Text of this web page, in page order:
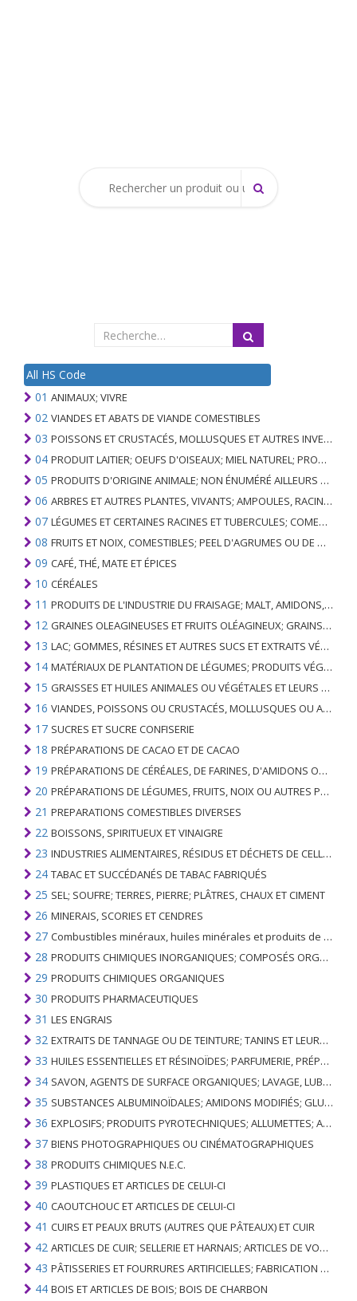
All HS Code
01 ANIMAUX; VIVRE
02 VIANDES ET ABATS DE VIANDE COMESTIBLES
03 POISSONS ET CRUSTACÉS, MOLLUSQUES ET AUTRES INVERTÉBRÉS AQUATIQUES
04 PRODUIT LAITIER; OEUFS D'OISEAUX; MIEL NATUREL; PRODUITS COMESTIBLES D'ORIGINE ANIMALE, NON ÉNUMÉRÉS AILLEURS OU INCLUS
05 PRODUITS D'ORIGINE ANIMALE; NON ÉNUMÉRÉ AILLEURS OU INCLUS
06 ARBRES ET AUTRES PLANTES, VIVANTS; AMPOULES, RACINES ET ANALOGUES; FLEURS COUPEES ET FEUILLAGE ORNEMENTAL
07 LÉGUMES ET CERTAINES RACINES ET TUBERCULES; COMESTIBLE
08 FRUITS ET NOIX, COMESTIBLES; PEEL D'AGRUMES OU DE MELONS
09 CAFÉ, THÉ, MATE ET ÉPICES
10 CÉRÉALES
11 PRODUITS DE L'INDUSTRIE DU FRAISAGE; MALT, AMIDONS, INULINE, GLUTEN DE BLÉ
12 GRAINES OLEAGINEUSES ET FRUITS OLÉAGINEUX; GRAINS DIVERS, GRAINES ET FRUITS, PLANTES INDUSTRIELLES OU MÉDICINALES; PAILLE ET FOURRAGE
13 LAC; GOMMES, RÉSINES ET AUTRES SUCS ET EXTRAITS VÉGÉTAUX
14 MATÉRIAUX DE PLANTATION DE LÉGUMES; PRODUITS VÉGÉTAUX NON DÉNOMMÉS NI COMPRIS AILLEURS
15 GRAISSES ET HUILES ANIMALES OU VÉGÉTALES ET LEURS PRODUITS DE CLIVAGE; GRAISSES ANIMALES PRÉPARÉES; CIRES ANIMALES OU VÉGÉTALES
16 VIANDES, POISSONS OU CRUSTACÉS, MOLLUSQUES OU AUTRES INVERTÉBRÉS AQUATIQUES; PRÉPARATIONS DE CELLES-CI
17 SUCRES ET SUCRE CONFISERIE
18 PRÉPARATIONS DE CACAO ET DE CACAO
19 PRÉPARATIONS DE CÉRÉALES, DE FARINES, D'AMIDONS OU DE LAIT; PRODUITS DE PATISSERIE
20 PRÉPARATIONS DE LÉGUMES, FRUITS, NOIX OU AUTRES PARTIES DE PLANTES
21 PREPARATIONS COMESTIBLES DIVERSES
22 BOISSONS, SPIRITUEUX ET VINAIGRE
23 INDUSTRIES ALIMENTAIRES, RÉSIDUS ET DÉCHETS DE CELLES-CI; FOURRAGE ANIMAL PRÉPARÉ
24 TABAC ET SUCCÉDANÉS DE TABAC FABRIQUÉS
25 SEL; SOUFRE; TERRES, PIERRE; PLÂTRES, CHAUX ET CIMENT
26 MINERAIS, SCORIES ET CENDRES
27 Combustibles minéraux, huiles minérales et produits de leur distillation; SUBSTANCES BITUMINEUSES; CIRES MINÉRALES
28 PRODUITS CHIMIQUES INORGANIQUES; COMPOSÉS ORGANIQUES ET INORGANIQUES DE MÉTAUX PRÉCIEUX; DE MÉTAUX DES TERRES RARES, D'ÉLÉMENTS RADIOACTIFS ET D'ISOTOPES
29 PRODUITS CHIMIQUES ORGANIQUES
30 PRODUITS PHARMACEUTIQUES
31 LES ENGRAIS
32 EXTRAITS DE TANNAGE OU DE TEINTURE; TANINS ET LEURS DERIVES; COLORANTS, PIGMENTS ET AUTRES MATIERES COLORANTES; PEINTURES, VERNIS; MASTIC, AUTRES MASTIQUES; ENCRES
33 HUILES ESSENTIELLES ET RÉSINOÏDES; PARFUMERIE, PRÉPARATIONS COSMÉTIQUES OU DE TOILETTE
34 SAVON, AGENTS DE SURFACE ORGANIQUES; LAVAGE, LUBRIFICATION, POLISSAGE OU PRÉPARATION À L'ÉPURATION; CIRES ARTIFICIELLES OU PRÉPARÉES, BOUGIES ET ARTICLES SIMILAIRES, PÂTES À MODÉLISER, CIRES DENTAIRES ET PRÉPARATIONS DENTAIRES À BASE DE PLÂTRE
35 SUBSTANCES ALBUMINOÏDALES; AMIDONS MODIFIÉS; GLUES; ENZYMES
36 EXPLOSIFS; PRODUITS PYROTECHNIQUES; ALLUMETTES; ALLIAGES PYROPHORIQUES; CERTAINES PRÉPARATIONS COMBUSTIBLES
37 BIENS PHOTOGRAPHIQUES OU CINÉMATOGRAPHIQUES
38 PRODUITS CHIMIQUES N.E.C.
39 PLASTIQUES ET ARTICLES DE CELUI-CI
40 CAOUTCHOUC ET ARTICLES DE CELUI-CI
41 CUIRS ET PEAUX BRUTS (AUTRES QUE PÂTEAUX) ET CUIR
42 ARTICLES DE CUIR; SELLERIE ET ​​HARNAIS; ARTICLES DE VOYAGE, SACS À MAIN ET RÉCIPIENTS ANALOGUES; ARTICLES DE GUT ANIMAL (AUTRE QUE GUT DE SOIE-VERT)
43 PÂTISSERIES ET FOURRURES ARTIFICIELLES; FABRICATION DE CELLES-CI
44 BOIS ET ARTICLES DE BOIS; BOIS DE CHARBON